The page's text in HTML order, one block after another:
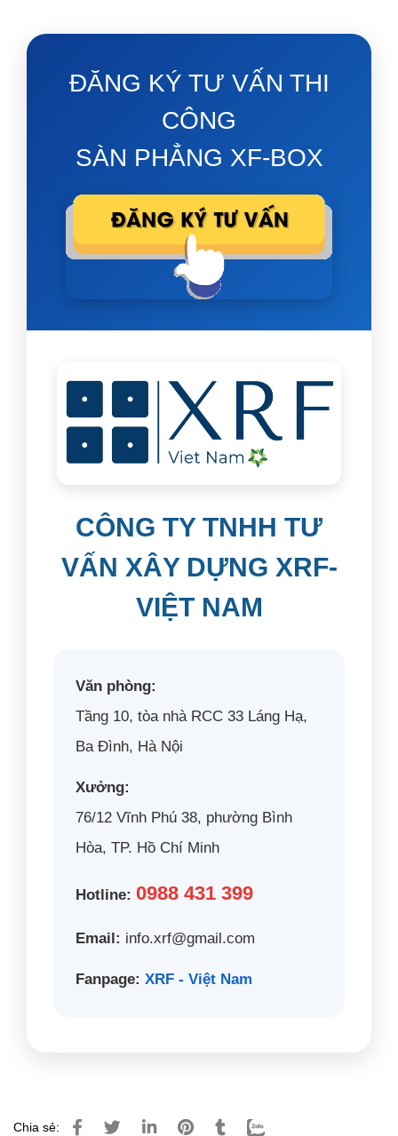
ĐĂNG KÝ TƯ VẤN THI
CÔNG
SÀN PHẲNG XF-BOX
CÔNG TY TNHH TƯ
VẤN XÂY DỰNG XRF-
VIỆT NAM
Văn phòng:
Tầng 10, tòa nhà RCC 33 Láng Hạ,
Ba Đình, Hà Nội
Xưởng:
76/12 Vĩnh Phú 38, phường Bình
Hòa, TP. Hồ Chí Minh
Hotline: 0988 431 399
Email: info.xrf@gmail.com
Fanpage: XRF - Việt Nam
Chia sẻ: